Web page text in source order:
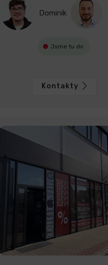
Dominik
Jsme tu do
Kontakty